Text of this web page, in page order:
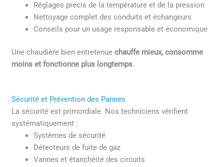
Réglages précis de la température et de la pression
Nettoyage complet des conduits et échangeurs
Conseils pour un usage responsable et économique
Une chaudière bien entretenuechauffe mieux, consomme
moins et fonctionne plus longtemps.
Sécurité et Prévention des Pannes
La sécurité est primordiale. Nos techniciens vérifient
systématiquement :
Systèmes de sécurité
Détecteurs de fuite de gaz
Vannes et étanchéité des circuits